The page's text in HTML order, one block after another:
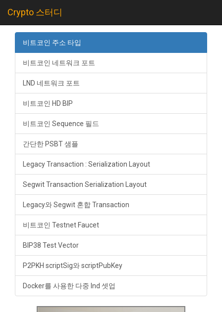
Crypto 스터디
비트코인 주소 타입
비트코인 네트워크 포트
LND 네트워크 포트
비트코인 HD BIP
비트코인 Sequence 필드
간단한 PSBT 샘플
Legacy Transaction : Serialization Layout
Segwit Transaction Serialization Layout
Legacy와 Segwit 혼합 Transaction
비트코인 Testnet Faucet
BIP38 Test Vector
P2PKH scriptSig와 scriptPubKey
Docker를 사용한 다중 lnd 셋업